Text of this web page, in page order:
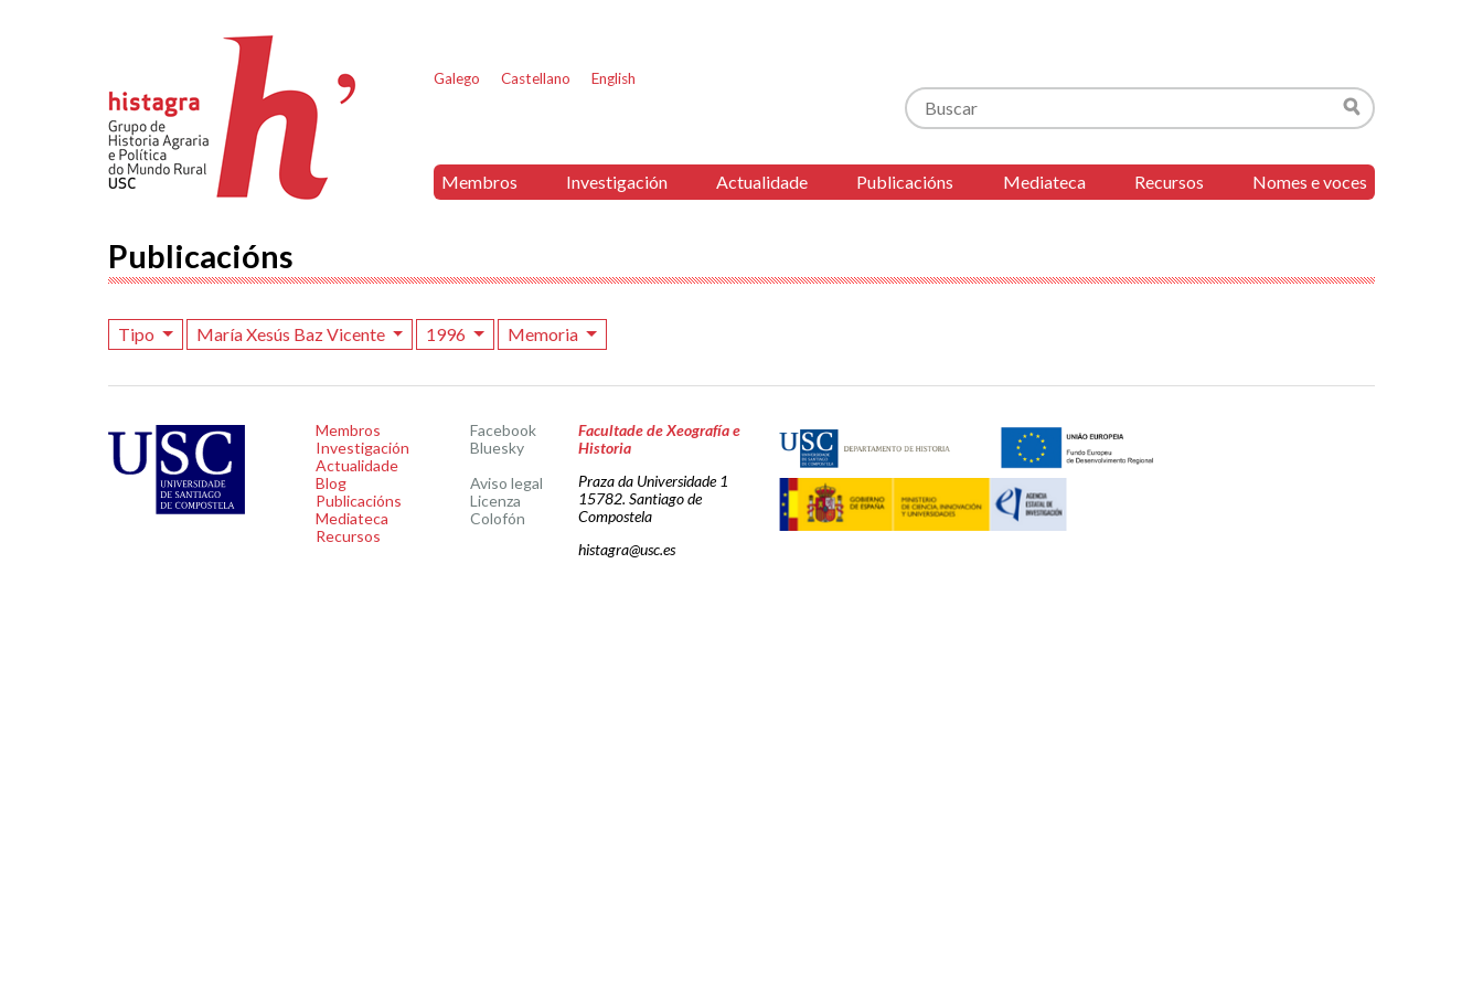
Galego Castellano English
Buscar
Buscar
Membros Investigación Actualidade Publicacións Mediateca Recursos Nomes e voces
Publicacións
Tipo María Xesús Baz Vicente 1996 Memoria
Membros
Investigación
Actualidade
Blog
Publicacións
Mediateca
Recursos
Facebook
Bluesky
Aviso legal
Licenza
Colofón
Facultade de Xeografía e
Historia
Praza da Universidade 1
15782. Santiago de
Compostela
histagra@usc.es